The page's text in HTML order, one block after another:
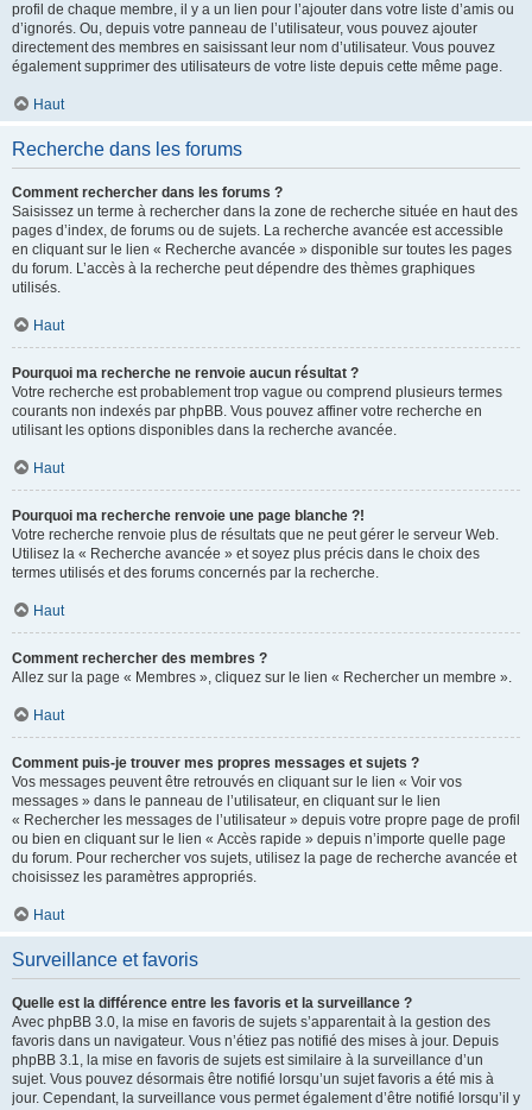
profil de chaque membre, il y a un lien pour l’ajouter dans votre liste d’amis ou
d’ignorés. Ou, depuis votre panneau de l’utilisateur, vous pouvez ajouter
directement des membres en saisissant leur nom d’utilisateur. Vous pouvez
également supprimer des utilisateurs de votre liste depuis cette même page.
Haut
Recherche dans les forums
Comment rechercher dans les forums ?
Saisissez un terme à rechercher dans la zone de recherche située en haut des
pages d’index, de forums ou de sujets. La recherche avancée est accessible
en cliquant sur le lien « Recherche avancée » disponible sur toutes les pages
du forum. L’accès à la recherche peut dépendre des thèmes graphiques
utilisés.
Haut
Pourquoi ma recherche ne renvoie aucun résultat ?
Votre recherche est probablement trop vague ou comprend plusieurs termes
courants non indexés par phpBB. Vous pouvez affiner votre recherche en
utilisant les options disponibles dans la recherche avancée.
Haut
Pourquoi ma recherche renvoie une page blanche ?!
Votre recherche renvoie plus de résultats que ne peut gérer le serveur Web.
Utilisez la « Recherche avancée » et soyez plus précis dans le choix des
termes utilisés et des forums concernés par la recherche.
Haut
Comment rechercher des membres ?
Allez sur la page « Membres », cliquez sur le lien « Rechercher un membre ».
Haut
Comment puis-je trouver mes propres messages et sujets ?
Vos messages peuvent être retrouvés en cliquant sur le lien « Voir vos
messages » dans le panneau de l’utilisateur, en cliquant sur le lien
« Rechercher les messages de l’utilisateur » depuis votre propre page de profil
ou bien en cliquant sur le lien « Accès rapide » depuis n’importe quelle page
du forum. Pour rechercher vos sujets, utilisez la page de recherche avancée et
choisissez les paramètres appropriés.
Haut
Surveillance et favoris
Quelle est la différence entre les favoris et la surveillance ?
Avec phpBB 3.0, la mise en favoris de sujets s’apparentait à la gestion des
favoris dans un navigateur. Vous n’étiez pas notifié des mises à jour. Depuis
phpBB 3.1, la mise en favoris de sujets est similaire à la surveillance d’un
sujet. Vous pouvez désormais être notifié lorsqu’un sujet favoris a été mis à
jour. Cependant, la surveillance vous permet également d’être notifié lorsqu’il y